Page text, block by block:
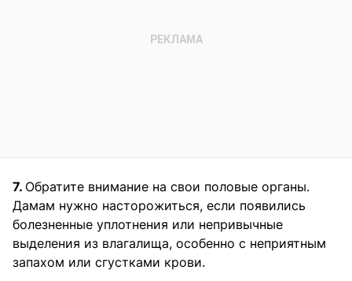
7. Обратите внимание на свои половые органы.
Дамам нужно насторожиться, если появились
болезненные уплотнения или непривычные
выделения из влагалища, особенно с неприятным
запахом или сгустками крови.